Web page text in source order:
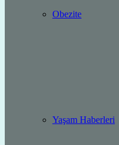
Obezite
Yaşam Haberleri